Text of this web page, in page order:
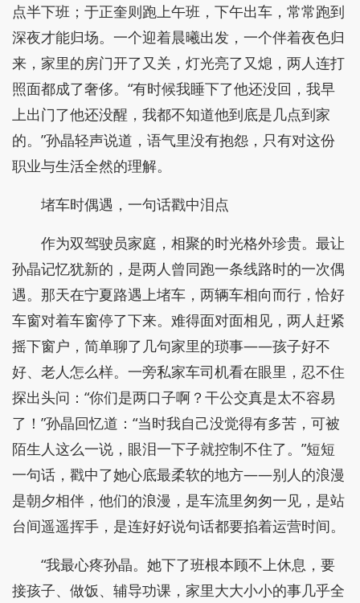
点半下班；于正奎则跑上午班，下午出车，常常跑到
深夜才能归场。一个迎着晨曦出发，一个伴着夜色归
来，家里的房门开了又关，灯光亮了又熄，两人连打
照面都成了奢侈。“有时候我睡下了他还没回，我早
上出门了他还没醒，我都不知道他到底是几点到家
的。”孙晶轻声说道，语气里没有抱怨，只有对这份
职业与生活全然的理解。
堵车时偶遇，一句话戳中泪点
作为双驾驶员家庭，相聚的时光格外珍贵。最让
孙晶记忆犹新的，是两人曾同跑一条线路时的一次偶
遇。那天在宁夏路遇上堵车，两辆车相向而行，恰好
车窗对着车窗停了下来。难得面对面相见，两人赶紧
摇下窗户，简单聊了几句家里的琐事——孩子好不
好、老人怎么样。一旁私家车司机看在眼里，忍不住
探出头问：“你们是两口子啊？干公交真是太不容易
了！”孙晶回忆道：“当时我自己没觉得有多苦，可被
陌生人这么一说，眼泪一下子就控制不住了。”短短
一句话，戳中了她心底最柔软的地方——别人的浪漫
是朝夕相伴，他们的浪漫，是车流里匆匆一见，是站
台间遥遥挥手，是连好好说句话都要掐着运营时间。
“我最心疼孙晶。她下了班根本顾不上休息，要
接孩子、做饭、辅导功课，家里大大小小的事几乎全